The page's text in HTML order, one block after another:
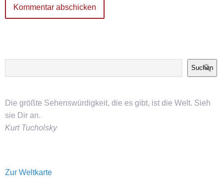
Suchen
Die größte Sehenswürdigkeit, die es gibt, ist die Welt. Sieh
sie Dir an.
Kurt Tucholsky
Zur Weltkarte